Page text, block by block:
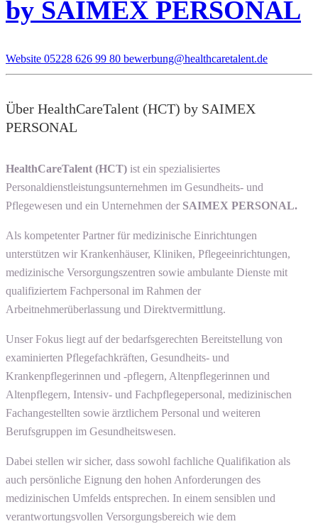
by SAIMEX PERSONAL
Website 05228 626 99 80 bewerbung@healthcaretalent.de
Über HealthCareTalent (HCT) by SAIMEX
PERSONAL
HealthCareTalent (HCT) ist ein spezialisiertes
Personaldienstleistungsunternehmen im Gesundheits- und
Pflegewesen und ein Unternehmen der SAIMEX PERSONAL.
Als kompetenter Partner für medizinische Einrichtungen
unterstützen wir Krankenhäuser, Kliniken, Pflegeeinrichtungen,
medizinische Versorgungszentren sowie ambulante Dienste mit
qualifiziertem Fachpersonal im Rahmen der
Arbeitnehmerüberlassung und Direktvermittlung.
Unser Fokus liegt auf der bedarfsgerechten Bereitstellung von
examinierten Pflegefachkräften, Gesundheits- und
Krankenpflegerinnen und -pflegern, Altenpflegerinnen und
Altenpflegern, Intensiv- und Fachpflegepersonal, medizinischen
Fachangestellten sowie ärztlichem Personal und weiteren
Berufsgruppen im Gesundheitswesen.
Dabei stellen wir sicher, dass sowohl fachliche Qualifikation als
auch persönliche Eignung den hohen Anforderungen des
medizinischen Umfelds entsprechen. In einem sensiblen und
verantwortungsvollen Versorgungsbereich wie dem